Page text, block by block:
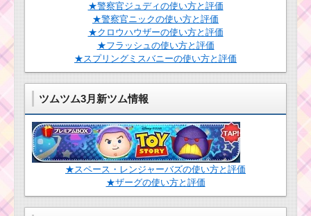
ツムツム ハロ
ウィンイベント
で入手したマジ
カルタイムチケ
ットとは？
ズイベントの緑のド
ア・マレドラマップの
攻略と報酬
ツムツム4月イベン
ト！イースターガーデ
ン6枚目のミッション内
★警察官ジュディの使い方と評価
★警察官ニックの使い方と評価
★クロウハウザーの使い方と評価
★フラッシュの使い方と評価
★スプリングミスバニーの使い方と評価
ツムツム3月新ツム情報
★スペース・レンジャーバズの使い方と評価
★ザーグの使い方と評価